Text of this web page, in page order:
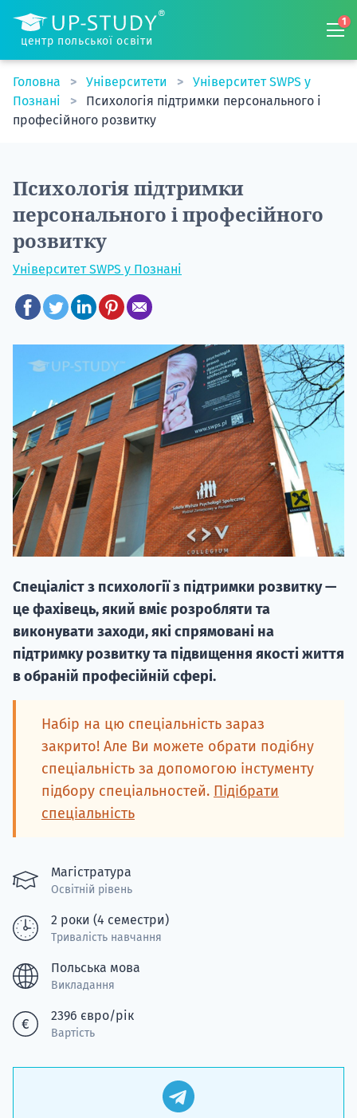
центр польської освіти
1
Головна Університети
Університет SWPS у
Познані
Психологія підтримки персонального і
професійного розвитку
Психологія підтримки
персонального і професійного
розвитку
Університет SWPS у Познані
Спеціаліст з психології з підтримки розвитку —
це фахівець, який вміє розробляти та
виконувати заходи, які спрямовані на
підтримку розвитку та підвищення якості життя
в обраній професійній сфері.
Набір на цю спеціальність зараз
закрито! Але Ви можете обрати подібну
спеціальність за допомогою інстументу
підбору спеціальностей. Підібрати
спеціальність
Магістратура
Освітній рівень
2 роки (4 семестри)
Тривалість навчання
Польська мова
Викладання
2396 євро/рік
Вартість
20.09
"Навчання
вступ на